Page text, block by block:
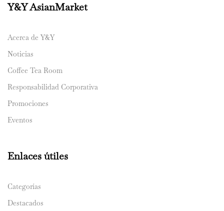
Y&Y AsianMarket
Acerca de Y&Y
Noticias
Coffee Tea Room
Responsabilidad Corporativa
Promociones
Eventos
Enlaces útiles
Categorías
Destacados